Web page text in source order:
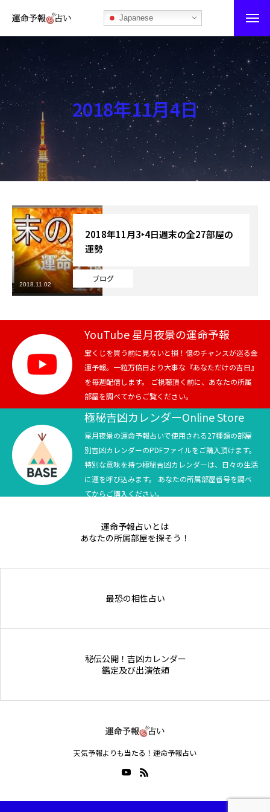
Japanese
運命予報占い
運命予報占いとは
あなたの所属部屋を探そう！
最恐の相性占い
秘伝公開！吉凶カレンダー
記事カテゴリー
ブログ
お知らせ
芸能界
テニス
スポーツ
競馬
テニス四大大会・五輪
テニス四大大会・五輪
2018年11月4日
ブログ
2018年11月3‣4日週末の全27部屋の
運勢
2018.11.02
YouTube 星月夜景の運命予報
宝くじを買う前に見ないと損！億のチャンスが巡る金
運予報。一粒万倍日より大事な『あなただけの吉日』
を毎週配信します。 ご視聴頂く前に、あなたの所属
部屋を調べてからご覧ください。
極秘吉凶カレンダーOnline Store
星月夜景の運命予報占いで使用される27種類の部屋
別吉凶カレンダーのPDFファイルをご購入頂けます。
特別な意味を持つ極秘吉凶カレンダーは、日々の生活
に運を呼び込みます。 あなたの所属部屋番号を調べ
てからご購入ください。
運命予報占いとは
あなたの所属部屋を探そう！
最恐の相性占い
秘伝公開！吉凶カレンダー
鑑定及び出演依頼
天気予報よりも当たる！運命予報占い